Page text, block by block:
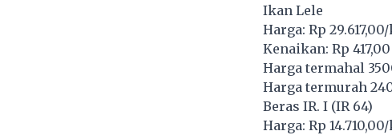
Ikan Lele
Harga: Rp
Kenaikan: Rp
Harga termahal
Harga termurah
Beras IR. I (IR 64)
Harga: Rp